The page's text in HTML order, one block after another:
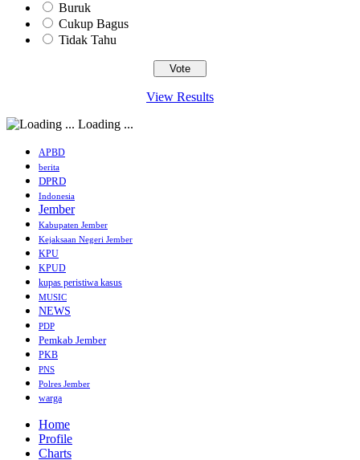
Buruk
Cukup Bagus
Tidak Tahu
View Results
Loading ...
APBD
berita
DPRD
Indonesia
Jember
Kabupaten Jember
Kejaksaan Negeri Jember
KPU
KPUD
kupas peristiwa kasus
MUSIC
NEWS
PDP
Pemkab Jember
PKB
PNS
Polres Jember
warga
Home
Profile
Charts